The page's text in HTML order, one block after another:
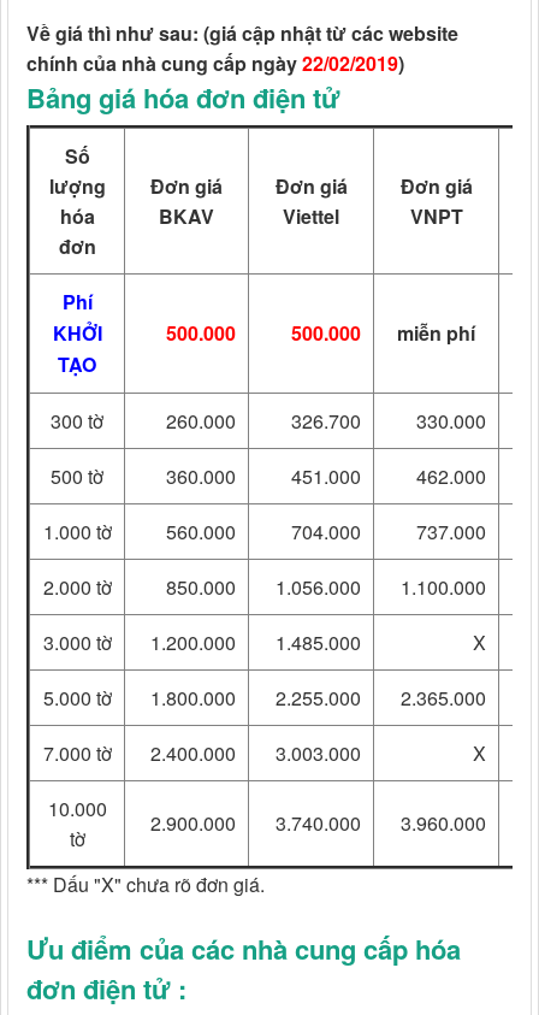
Về giá thì như sau: (giá cập nhật từ các website
chính của nhà cung cấp ngày22/02/2019)
Bảng giá hóa đơn điện tử
Số
lượng
hóa
đơn
Đơn giá
BKAV
Đơn giá
Viettel
Đơn giá
VNPT
Phí
KHỞI
TẠO
500.000 500.000 miễn phí
300 tờ 260.000 326.700 330.000
500 tờ
360.000 451.000 462.000
1.000 tờ
560.000 704.000 737.000
2.000 tờ
850.000 1.056.000
1.100.000
3.000 tờ
1.200.000 1.485.000 X
5.000 tờ
1.800.000 2.255.000 2.365.000
7.000 tờ
2.400.000 3.003.000
X
10.000
tờ
2.900.000 3.740.000 3.960.000
*** Dấu "X" chưa rõ đơn giá.
Ưu điểm của các nhà cung cấp hóa
đơn điện tử :